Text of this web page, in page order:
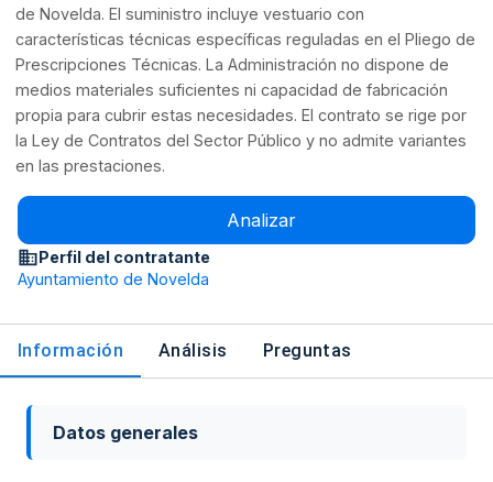
de Novelda. El suministro incluye vestuario con
características técnicas específicas reguladas en el Pliego de
Prescripciones Técnicas. La Administración no dispone de
medios materiales suficientes ni capacidad de fabricación
propia para cubrir estas necesidades. El contrato se rige por
la Ley de Contratos del Sector Público y no admite variantes
en las prestaciones.
Analizar
Perfil del contratante
Ayuntamiento de Novelda
Información Análisis Preguntas
Datos generales